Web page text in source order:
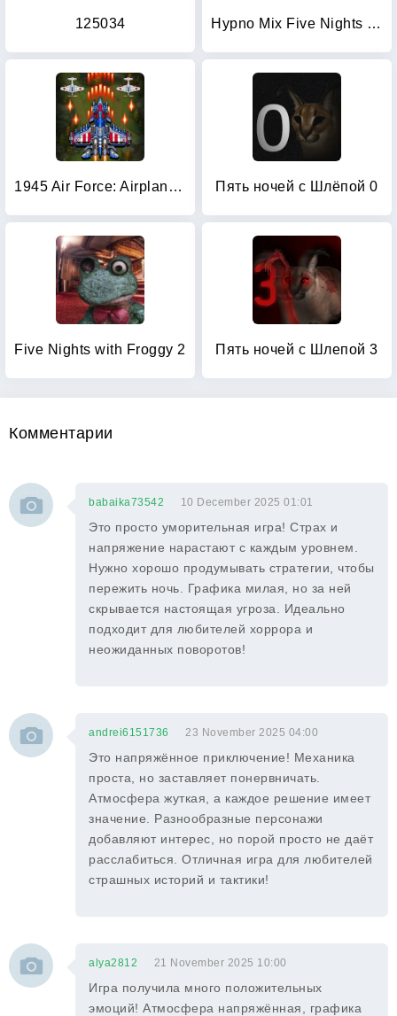
125034 Hypno Mix Five Nights Battle
1945 Air Force: Airplane games Пять ночей с Шлёпой 0
Five Nights with Froggy 2 Пять ночей с Шлепой 3
Комментарии
babaika73542 10 December 2025 01:01
Это просто уморительная игра! Страх и
напряжение нарастают с каждым уровнем.
Нужно хорошо продумывать стратегии, чтобы
пережить ночь. Графика милая, но за ней
скрывается настоящая угроза. Идеально
подходит для любителей хоррора и
неожиданных поворотов!
andrei6151736 23 November 2025 04:00
Это напряжённое приключение! Механика
проста, но заставляет понервничать.
Атмосфера жуткая, а каждое решение имеет
значение. Разнообразные персонажи
добавляют интерес, но порой просто не даёт
расслабиться. Отличная игра для любителей
страшных историй и тактики!
alya2812 21 November 2025 10:00
Игра получила много положительных
эмоций! Атмосфера напряжённая, графика